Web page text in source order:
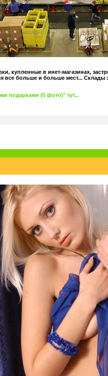
купленные в инет-магазинах,
все больше и больше мест...
подарками (5 фото)" тут...